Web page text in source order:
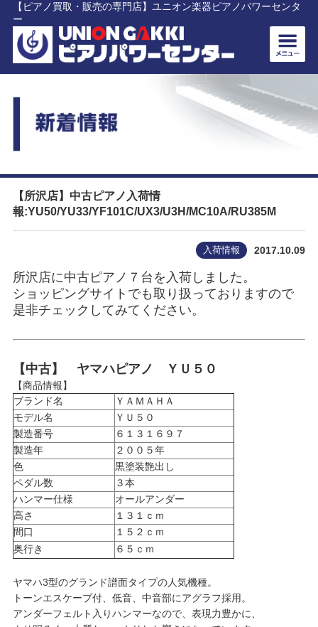
【ピアノ買取・販売の専門店】ユニオン楽器ピアノパワーセンタ
ー
【所沢店】中古ピアノ入荷情
報:YU50/YU33/YF101C/UX3/U3H/MC10A/RU385M
入荷情報 2017.10.09
所沢店に中古ピアノ７台を入荷しました。
ショッピングサイトでも取り扱っておりますので
是非チェックしてみてください。
【中古】 ヤマハピアノ ＹＵ５０
【商品情報】
ブランド名
ＹＡＭＡＨＡ
モデル名
ＹＵ５０
製造番号
６１３１６９７
製造年
２００５年
色
黒塗装艶出し
ペダル数
３本
ハンマー仕様
オールアンダー
高さ
１３１ｃｍ
間口
１５２ｃｍ
奥行き
６５ｃｍ
ヤマハ3型のグランド譜面タイプの人気機種。
トーンエスケープ付、低音、中音部にアグラフ採用。
アンダーフェルト入りハンマーなので、表現力豊かに、